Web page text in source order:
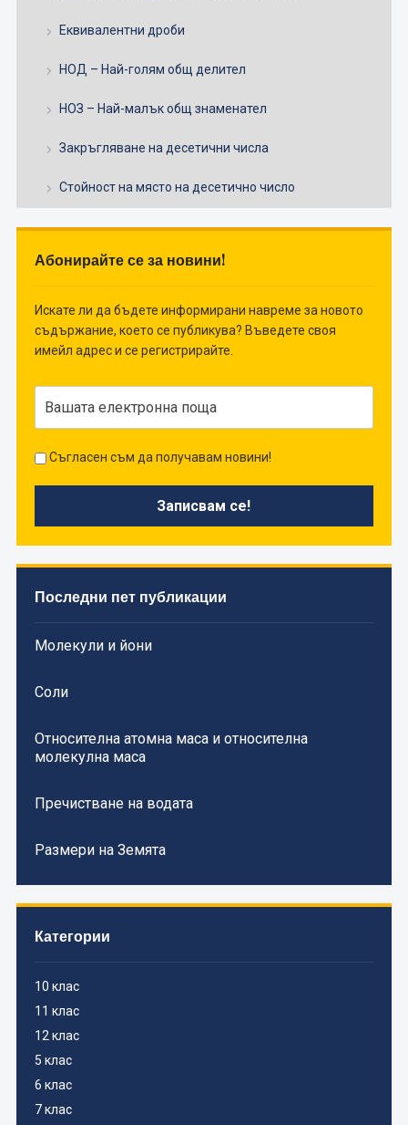
Еквивалентни дроби
НОД – Най-голям общ делител
НОЗ – Най-малък общ знаменател
Закръгляване на десетични числа
Стойност на място на десетично число
Абонирайте се за новини!
Искате ли да бъдете информирани навреме за новото
съдържание, което се публикува? Въведете своя
имейл адрес и се регистрирайте.
Съгласен съм да получавам новини!
Последни пет публикации
Молекули и йони
Соли
Относителна атомна маса и относителна
молекулна маса
Пречистване на водата
Размери на Земята
Категории
10 клас
11 клас
12 клас
5 клас
6 клас
7 клас